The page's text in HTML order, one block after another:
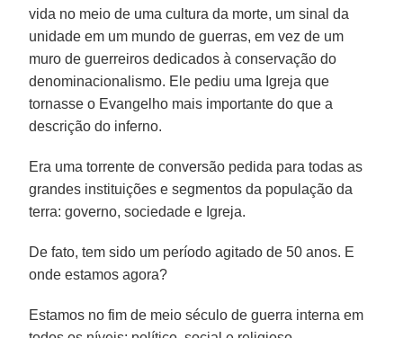
vida no meio de uma cultura da morte, um sinal da
unidade em um mundo de guerras, em vez de um
muro de guerreiros dedicados à conservação do
denominacionalismo. Ele pediu uma Igreja que
tornasse o Evangelho mais importante do que a
descrição do inferno.
Era uma torrente de conversão pedida para todas as
grandes instituições e segmentos da população da
terra: governo, sociedade e Igreja.
De fato, tem sido um período agitado de 50 anos. E
onde estamos agora?
Estamos no fim de meio século de guerra interna em